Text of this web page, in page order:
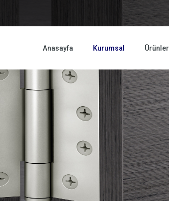
Anasayfa Kurumsal Ürünler